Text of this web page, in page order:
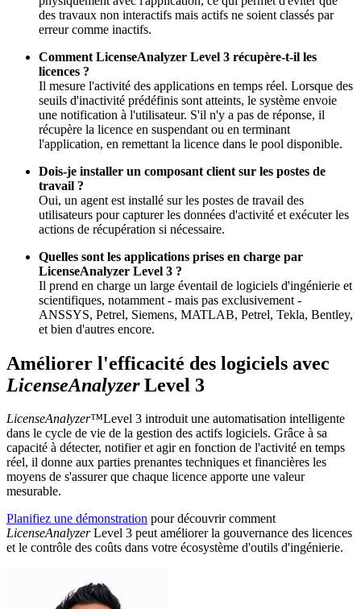
des travaux non interactifs mais actifs ne soient classés par
erreur comme inactifs.
Comment LicenseAnalyzer Level 3 récupère-t-il les
licences ?
Il mesure l'activité des applications en temps réel. Lorsque des
seuils d'inactivité prédéfinis sont atteints, le système envoie
une notification à l'utilisateur. S'il n'y a pas de réponse, il
récupère la licence en suspendant ou en terminant
l'application, en remettant la licence dans le pool disponible.
Dois-je installer un composant client sur les postes de
travail ?
Oui, un agent est installé sur les postes de travail des
utilisateurs pour capturer les données d'activité et exécuter les
actions de récupération si nécessaire.
Quelles sont les applications prises en charge par
LicenseAnalyzer Level 3 ?
Il prend en charge un large éventail de logiciels d'ingénierie et
scientifiques, notamment - mais pas exclusivement -
ANSSYS, Petrel, Siemens, MATLAB, Petrel, Tekla, Bentley,
et bien d'autres encore.
Améliorer l'efficacité des logiciels avec
LicenseAnalyzerLevel 3
LicenseAnalyzer™Level 3 introduit une automatisation intelligente
dans le cycle de vie de la gestion des actifs logiciels. Grâce à sa
capacité à détecter, notifier et agir en fonction de l'activité en temps
réel, il donne aux parties prenantes techniques et financières les
moyens de s'assurer que chaque licence apporte une valeur
mesurable.
Planifiez une démonstration pour découvrir comment
LicenseAnalyzerLevel 3 peut améliorer la gouvernance des licences
et le contrôle des coûts dans votre écosystème d'outils d'ingénierie.